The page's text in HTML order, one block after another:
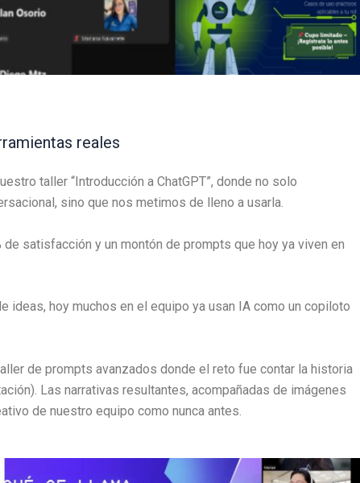
reales
taller “Introducción a ChatGPT”, donde no solo
sino que nos metimos de lleno a usarla.
satisfacción y un montón de prompts que hoy ya viven en
ideas, hoy muchos en el equipo ya usan IA como un copiloto
de prompts avanzados donde el reto fue contar la historia
Las narrativas resultantes, acompañadas de imágenes
de nuestro equipo como nunca antes.